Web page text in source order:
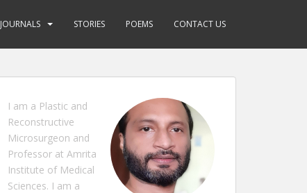
JOURNALS STORIES POEMS CONTACT US
I am a Plastic and
Reconstructive
Microsurgeon and
Professor at Amrita
Institute of Medical
Sciences. I am a